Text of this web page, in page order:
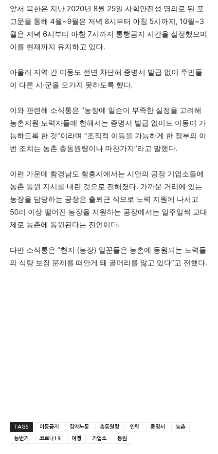
앞서 북한은 지난 2020년 8월 25일 사회안전성 명의로 된 포
고문을 통해 4월~9월은 저녁 8시부터 아침 5시까지, 10월~3
월은 저녁 6시부터 아침 7시까지 통행금지 시간을 설정했으며
이를 현재까지 유지하고 있다.
아울러 지역 간 이동도 전면 차단해 증명서 발급 없이 주민들
이 다른 시·군을 오가지 못하도록 했다.
이와 관련해 소식통은 “농장에 일손이 부족한 실정을 고려해
농촌지원 노력자들에 한해서는 증명서 발급 없이도 이동이 가
능하도록 한 것”이라며 “조직적 이동을 가능하게 한 정부의 이
번 조치는 농촌 총동원령이나 마찬가지”라고 말했다.
이런 가운데 함경남도 함흥시에서는 시안의 공장 기업소들에
농촌 동원 지시를 내린 것으로 전해졌다. 가까운 거리에 있는
농장을 담당하는 공장은 출퇴근 식으로 노력 지원에 나서고
50리 이상 떨어진 농장을 지원하는 공장에서는 일주일씩 교대
제로 농촌에 동원된다는 전언이다.
다만 소식통은 “현지 (농장) 일꾼들은 농촌에 동원되는 노력들
의 식량 보장 문제를 떠안게 돼 골머리를 앓고 있다”고 전했다.
TAGS 이동금지 강제노동 총동원령 인력 증명서 농촌
농번기 코로나19 여맹 기업소 동원